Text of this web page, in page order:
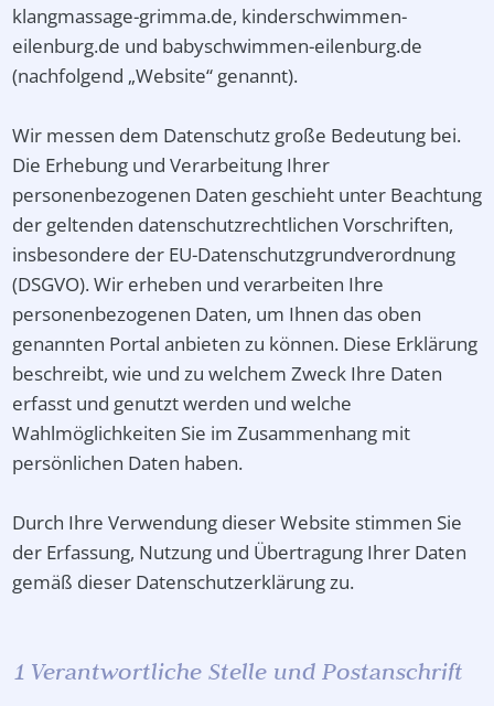
klangmassage-grimma.de, kinderschwimmen-
eilenburg.de und babyschwimmen-eilenburg.de
(nachfolgend „Website“ genannt).
Wir messen dem Datenschutz große Bedeutung bei.
Die Erhebung und Verarbeitung Ihrer
personenbezogenen Daten geschieht unter Beachtung
der geltenden datenschutzrechtlichen Vorschriften,
insbesondere der EU-Datenschutzgrundverordnung
(DSGVO). Wir erheben und verarbeiten Ihre
personenbezogenen Daten, um Ihnen das oben
genannten Portal anbieten zu können. Diese Erklärung
beschreibt, wie und zu welchem Zweck Ihre Daten
erfasst und genutzt werden und welche
Wahlmöglichkeiten Sie im Zusammenhang mit
persönlichen Daten haben.
Durch Ihre Verwendung dieser Website stimmen Sie
der Erfassung, Nutzung und Übertragung Ihrer Daten
gemäß dieser Datenschutzerklärung zu.
1 Verantwortliche Stelle und Postanschrift